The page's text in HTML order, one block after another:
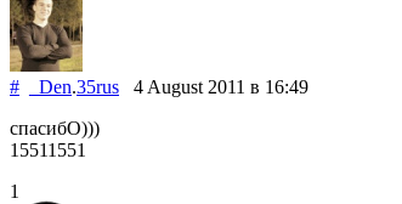
# _Den.35rus 4 August 2011 в 16:49
спасибО)))
15511551
1